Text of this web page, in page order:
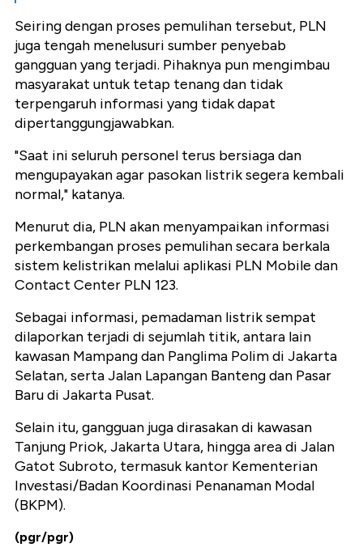
Seiring dengan proses pemulihan tersebut, PLN
juga tengah menelusuri sumber penyebab
gangguan yang terjadi. Pihaknya pun mengimbau
masyarakat untuk tetap tenang dan tidak
terpengaruh informasi yang tidak dapat
dipertanggungjawabkan.
"Saat ini seluruh personel terus bersiaga dan
mengupayakan agar pasokan listrik segera kembali
normal," katanya.
Menurut dia, PLN akan menyampaikan informasi
perkembangan proses pemulihan secara berkala
sistem kelistrikan melalui aplikasi PLN Mobile dan
Contact Center PLN 123.
Sebagai informasi, pemadaman listrik sempat
dilaporkan terjadi di sejumlah titik, antara lain
kawasan Mampang dan Panglima Polim di Jakarta
Selatan, serta Jalan Lapangan Banteng dan Pasar
Baru di Jakarta Pusat.
Selain itu, gangguan juga dirasakan di kawasan
Tanjung Priok, Jakarta Utara, hingga area di Jalan
Gatot Subroto, termasuk kantor Kementerian
Investasi/Badan Koordinasi Penanaman Modal
(BKPM).
(pgr/pgr)